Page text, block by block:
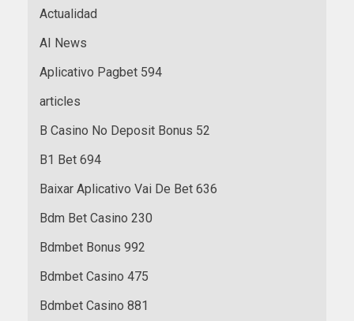
Actualidad
AI News
Aplicativo Pagbet 594
articles
B Casino No Deposit Bonus 52
B1 Bet 694
Baixar Aplicativo Vai De Bet 636
Bdm Bet Casino 230
Bdmbet Bonus 992
Bdmbet Casino 475
Bdmbet Casino 881